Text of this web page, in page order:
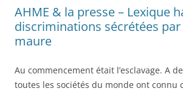
AHME & la presse – Lexique
discriminations sécrétées par
maure
Au commencement était l’esclavage. A
toutes les sociétés du monde ont connu